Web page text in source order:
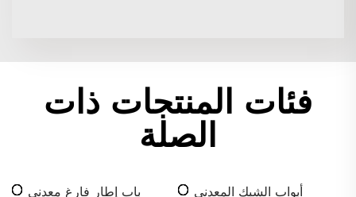
فئات المنتجات ذات
الصلة
أبواب الشبك المعدني
باب إطار فارغ معدني